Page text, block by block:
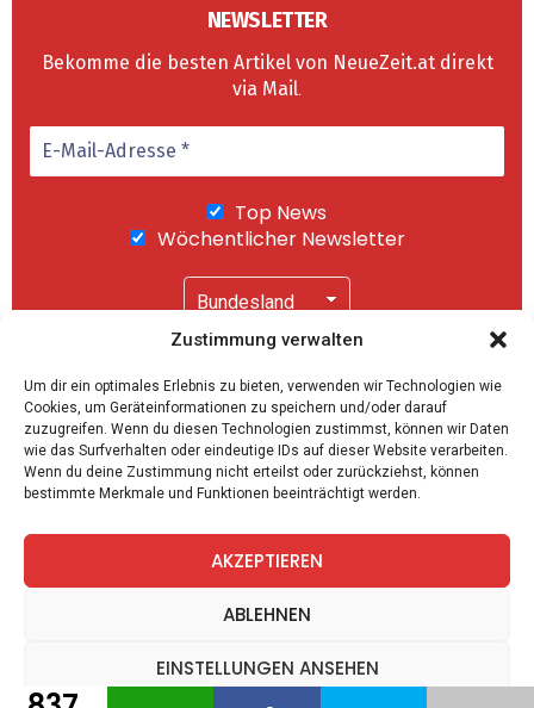
Zustimmung verwalten
Um dir ein optimales Erlebnis zu bieten, verwenden wir Technologien wie
Cookies, um Geräteinformationen zu speichern und/oder darauf
zuzugreifen. Wenn du diesen Technologien zustimmst, können wir Daten
wie das Surfverhalten oder eindeutige IDs auf dieser Website verarbeiten.
Wenn du deine Zustimmung nicht erteilst oder zurückziehst, können
bestimmte Merkmale und Funktionen beeinträchtigt werden.
AKZEPTIEREN
ABLEHNEN
EINSTELLUNGEN ANSEHEN
NEWSLETTER
Bekomme die besten Artikel von NeueZeit.at direkt
via Mail.
Top News
Wöchentlicher Newsletter
"Abonnieren" akzeptierst Du unsere
Datenschutzerklärung.
twitter